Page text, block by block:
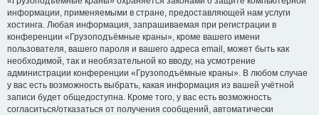
информации, применяемыми в стране, предоставляющей нам услуги
хостинга. Любая информация, запрашиваемая при регистрации в
конференции «Грузоподъёмные краны», кроме вашего имени
пользователя, вашего пароля и вашего адреса email, может быть как
необходимой, так и необязательной ко вводу, на усмотрение
администрации конференции «Грузоподъёмные краны». В любом случае
у вас есть возможность выбрать, какая информация из вашей учётной
записи будет общедоступна. Кроме того, у вас есть возможность
согласиться/отказаться от получения сообщений, автоматически